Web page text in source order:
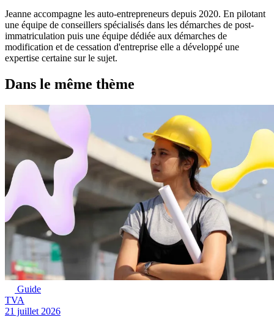
Jeanne accompagne les auto-entrepreneurs depuis 2020. En pilotant
une équipe de conseillers spécialisés dans les démarches de post-
immatriculation puis une équipe dédiée aux démarches de
modification et de cessation d'entreprise elle a développé une
expertise certaine sur le sujet.
Dans le même thème
Guide
TVA
21 juillet 2026